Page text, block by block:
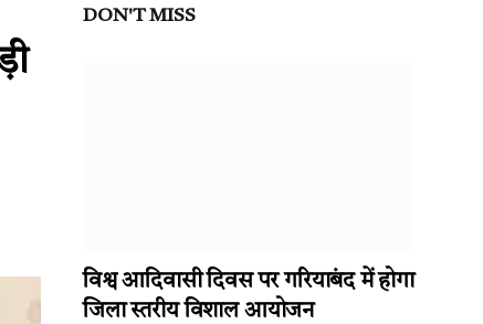
DON'T MISS
विश्व आदिवासी दिवस पर गरियाबंद में होगा
जिला स्तरीय विशाल आयोजन